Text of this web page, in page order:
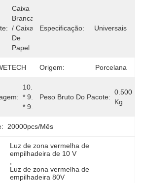
Caixa
Branca
/ Caixa
De
Papel
Especificação: Universais
Origem: Porcelana
10.00cm
* 9.00cm
* 9.00cm
Peso Bruto Do Pacote:
0.500
Kg
20000pcs/mês
Luz de zona vermelha de
empilhadeira de 10 V
Luz de zona vermelha de
empilhadeira 80V